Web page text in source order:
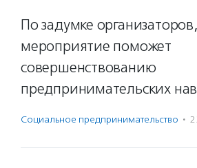
По задумке организаторов,
мероприятие поможет
совершенствованию
предпринимательских
Социальное предпри­нима­тель­ство ·